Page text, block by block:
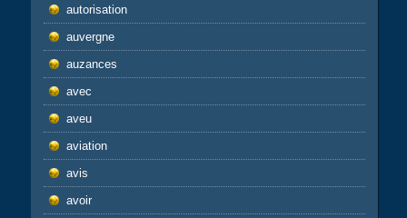
autorisation
auvergne
auzances
avec
aveu
aviation
avis
avoir